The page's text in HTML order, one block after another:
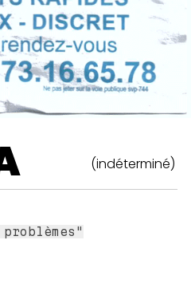
(indéterminé)